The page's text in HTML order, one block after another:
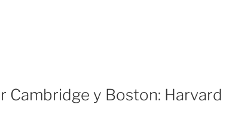
Cambridge y Boston: Harvard